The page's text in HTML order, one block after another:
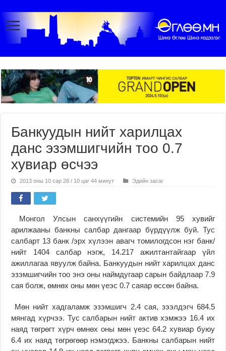
Банкуудын нийт харилцах
данс эзэмшигчийн тоо 0.7
хувиар өсчээ
2013 оны 10 сар 28 / 10 цаг 44 минут Эдийн засаг
Монгол Улсын санхүүгийн системийн 95 хувийг
арилжааны банкны салбар дангаар бүрдүүлж буй. Тус
салбарт 13 банк /эрх хүлээн авагч томилогдсон нэг банк/
нийт 1404 салбар нэгж, 14.217 ажилтантайгаар үйл
ажиллагаа явуулж байна. Банкуудын нийт харилцах данс
эзэмшигчийн тоо энэ оны наймдугаар сарын байдлаар 7.9
сая болж, өмнөх оны мөн үеэс 0.7 саяар өссөн байна.
Мөн нийт хадгаламж эзэмшигч 2.4 сая, зээлдэгч 684.5
мянгад хүрчээ. Тус салбарын нийт актив хэмжээ 16.4 их
наяд төгрөгт хүрч өмнөх оны мөн үеэс 64.2 хувиар буюу
6.4 их наяд төгрөгөөр нэмэгджээ. Банкны салбарын нийт